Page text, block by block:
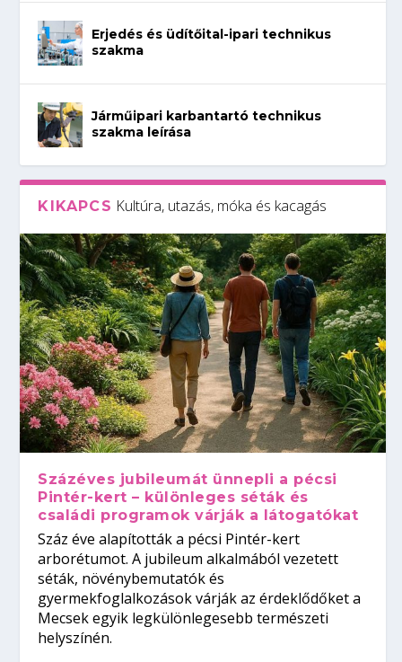
Erjedés és üdítőital-ipari technikus
szakma
Járműipari karbantartó technikus
szakma leírása
KIKAPCS Kultúra, utazás, móka és kacagás
Százéves jubileumát ünnepli a pécsi
Pintér-kert – különleges séták és
családi programok várják a látogatókat
Száz éve alapították a pécsi Pintér-kert
arborétumot. A jubileum alkalmából vezetett
séták, növénybemutatók és
gyermekfoglalkozások várják az érdeklődőket a
Mecsek egyik legkülönlegesebb természeti
helyszínén.